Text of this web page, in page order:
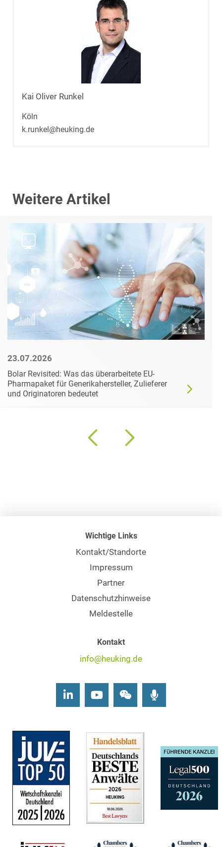
Kai Oliver Runkel
Köln
k.runkel@heuking.de
Weitere Artikel
23.07.2026
Bolar Revisited: Was das überarbeitete EU-
Pharmapaket für Generikahersteller, Zulieferer
und Originatoren bedeutet
Wichtige Links
Kontakt/Standorte
Impressum
Partner
Datenschutzhinweise
Meldestelle
Kontakt
info@heuking.de
LinkedInYoutubeWechat